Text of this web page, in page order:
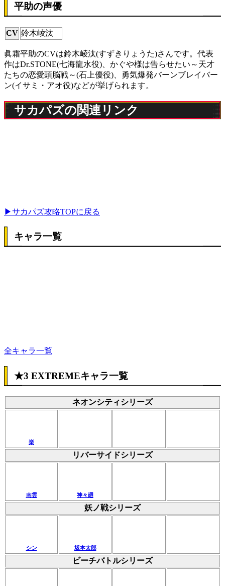
平助の声優
CV 鈴木崚汰
眞霜平助のCVは鈴木崚汰(すずきりょうた)さんです。代表
作はDr.STONE(七海龍水役)、かぐや様は告らせたい～天才
たちの恋愛頭脳戦～(石上優役)、勇気爆発バーンブレイバー
ン(イサミ・アオ役)などが挙げられます。
サカパズの関連リンク
▶サカパズ攻略TOPに戻る
キャラ一覧
全キャラ一覧
★3 EXTREMEキャラ一覧
ネオンシティシリーズ
楽
リバーサイドシリーズ
南雲 神々廻
妖ノ戦シリーズ
シン 坂本太郎
ビーチバトルシリーズ